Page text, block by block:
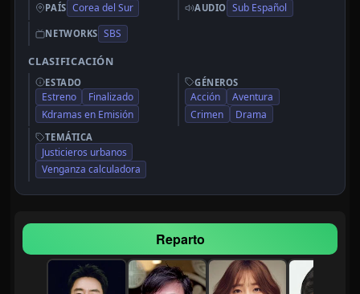
PAÍS Corea del Sur AUDIO Sub Español
NETWORKS SBS
CLASIFICACIÓN
ESTADO
Estreno
Finalizado
Kdramas en Emisión
GÉNEROS
Acción
Aventura
Crimen
Drama
TEMÁTICA
Justicieros urbanos
Venganza calculadora
Reparto